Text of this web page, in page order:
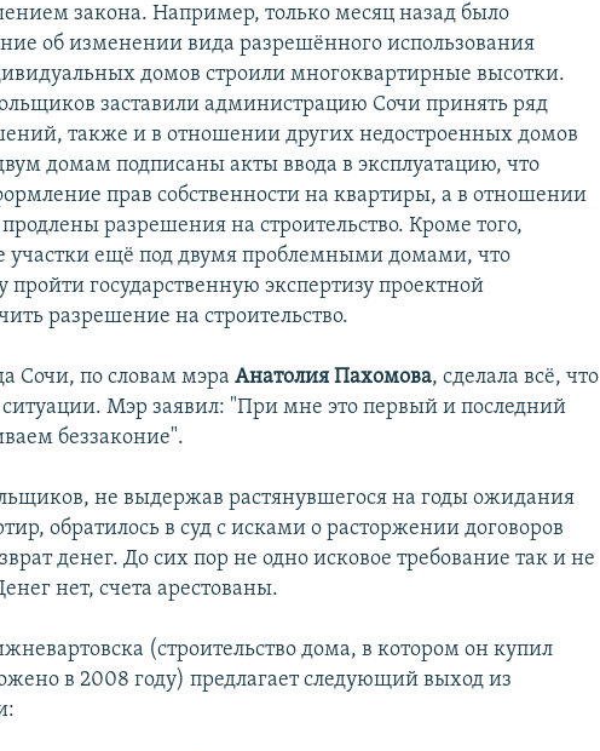
закона. Например, только месяц назад было
об изменении вида разрешённого использования
домов строили многоквартирные высотки.
заставили администрацию Сочи принять ряд
также и в отношении других недостроенных домов
домам подписаны акты ввода в эксплуатацию, что
прав собственности на квартиры, а в отношении
разрешения на строительство. Кроме того,
участки ещё под двумя проблемными домами, что
пройти государственную экспертизу проектной
разрешение на строительство.
Сочи, по словам мэраАнатолия Пахомова, сделала всё, что
Мэр заявил: "При мне это первый и последний
беззаконие".
не выдержав растянувшегося на годы ожидания
обратилось в суд с исками о расторжении договоров
денег. До сих пор не одно исковое требование так и не
нет, счета арестованы.
(строительство дома, в котором он купил
в 2008 году) предлагает следующий выход из